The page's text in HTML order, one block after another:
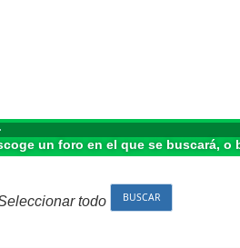
un foro en el que se buscará, o
todo